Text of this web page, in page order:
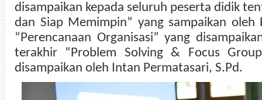
disampaikan kepada seluruh peserta didik
dan Siap Memimpin” yang sampaikan oleh
“Perencanaan Organisasi” yang
terakhir “Problem Solving & Focus
disampaikan oleh Intan Permatasari, S.Pd.